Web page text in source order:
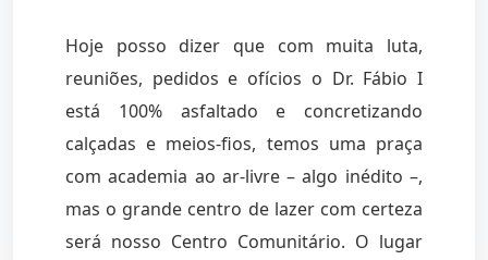
Hoje posso dizer que com muita luta,
reuniões, pedidos e ofícios o Dr. Fábio I
está 100% asfaltado e concretizando
calçadas e meios-fios, temos uma praça
com academia ao ar-livre – algo inédito –,
mas o grande centro de lazer com certeza
será nosso Centro Comunitário. O lugar